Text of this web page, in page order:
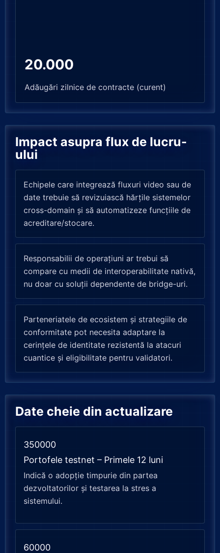
20.000
Adăugări zilnice de contracte (curent)
Impact asupra flux de lucru-
ului
Echipele care integrează fluxuri video sau de
date trebuie să revizuiască hărțile sistemelor
cross-domain și să automatizeze funcțiile de
acreditare/stocare.
Responsabilii de operațiuni ar trebui să
compare cu medii de interoperabilitate nativă,
nu doar cu soluții dependente de bridge-uri.
Parteneriatele de ecosistem și strategiile de
conformitate pot necesita adaptare la
cerințele de identitate rezistentă la atacuri
cuantice și eligibilitate pentru validatori.
Date cheie din actualizare
350000
Portofele testnet – Primele 12 luni
Indică o adopție timpurie din partea
dezvoltatorilor și testarea la stres a
sistemului.
60000